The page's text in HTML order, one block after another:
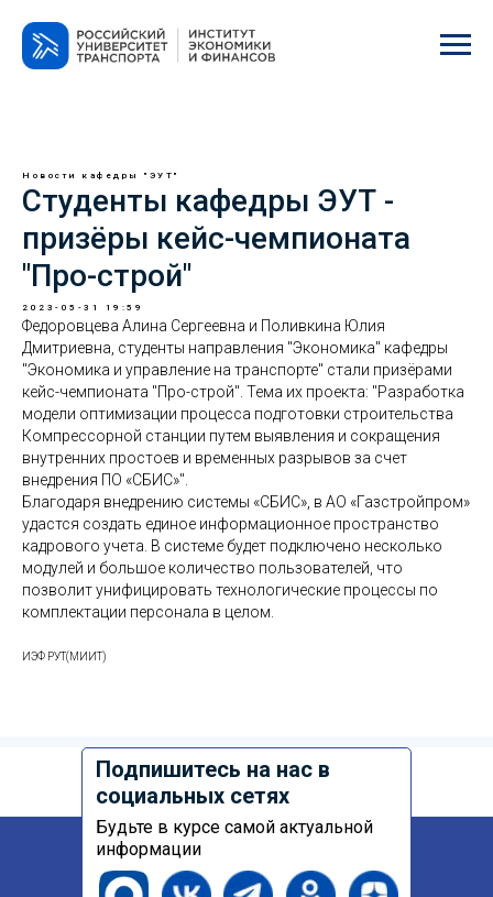
Новости кафедры "ЭУТ"
Студенты кафедры ЭУТ -
призёры кейс-чемпионата
"Про-строй"
2023-05-31 19:59
Федоровцева Алина Сергеевна и Поливкина Юлия
Дмитриевна, студенты направления "Экономика" кафедры
"Экономика и управление на транспорте" стали призёрами
кейс-чемпионата "Про-строй". Тема их проекта: "Разработка
модели оптимизации процесса подготовки строительства
Компрессорной станции путем выявления и сокращения
внутренних простоев и временных разрывов за счет
внедрения ПО «СБИС»".
Благодаря внедрению системы «СБИС», в АО «Газстройпром»
удастся создать единое информационное пространство
кадрового учета. В системе будет подключено несколько
модулей и большое количество пользователей, что
позволит унифицировать технологические процессы по
комплектации персонала в целом.
ИЭФ РУТ(МИИТ)
Подпишитесь на нас в
социальных сетях
Будьте в курсе самой актуальной
информации